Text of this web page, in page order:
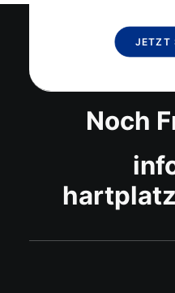
JETZT
Noch